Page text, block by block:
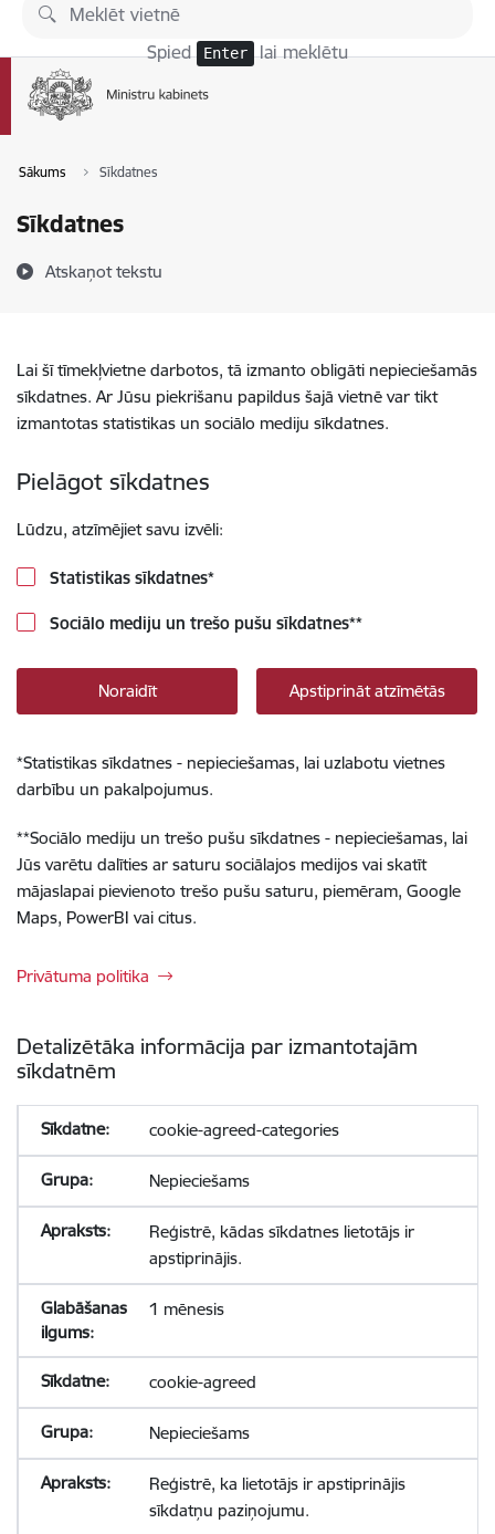
Pāriet uz lapas saturu
Spied Enter lai meklētu
Sākums Sīkdatnes
Sīkdatnes
Atskaņot tekstu
Lai šī tīmekļvietne darbotos, tā izmanto obligāti nepieciešamās
sīkdatnes. Ar Jūsu piekrišanu papildus šajā vietnē var tikt
izmantotas statistikas un sociālo mediju sīkdatnes.
Pielāgot sīkdatnes
Lūdzu, atzīmējiet savu izvēli:
Statistikas sīkdatnes*
Sociālo mediju un trešo pušu sīkdatnes**
Noraidīt Apstiprināt atzīmētās
*Statistikas sīkdatnes - nepieciešamas, lai uzlabotu vietnes
darbību un pakalpojumus.
**Sociālo mediju un trešo pušu sīkdatnes - nepieciešamas, lai
Jūs varētu dalīties ar saturu sociālajos medijos vai skatīt
mājaslapai pievienoto trešo pušu saturu, piemēram, Google
Maps, PowerBI vai citus.
Privātuma politika
Detalizētāka informācija par izmantotajām
sīkdatnēm
cookie-agreed-categories
Nepieciešams
Reģistrē, kādas sīkdatnes lietotājs ir
apstiprinājis.
1 mēnesis
cookie-agreed
Nepieciešams
Reģistrē, ka lietotājs ir apstiprinājis
sīkdatņu paziņojumu.